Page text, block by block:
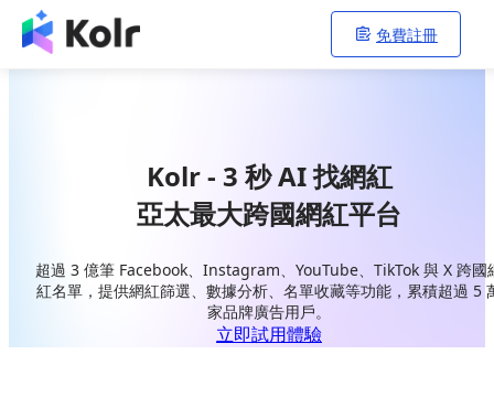
免費註冊
Kolr - 3 秒 AI 找網紅
亞太最大跨國網紅平台
超過 3 億筆 Facebook、Instagram、YouTube、TikTok 與 X 跨國
紅名單，提供網紅篩選、數據分析、名單收藏等功能，累積超過 5
家品牌廣告用戶。
立即試用體驗